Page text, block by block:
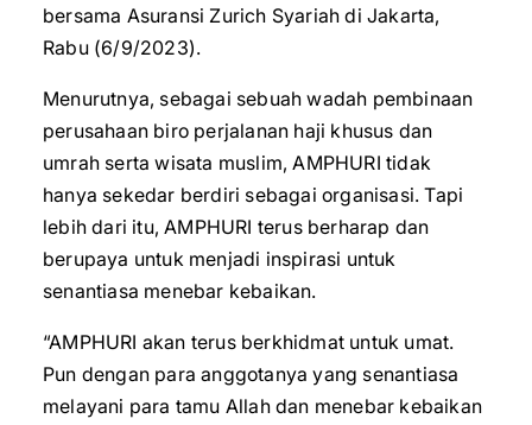
bersama Asuransi Zurich Syariah di Jakarta,
Rabu (6/9/2023).
Menurutnya, sebagai sebuah wadah pembinaan
perusahaan biro perjalanan haji khusus dan
umrah serta wisata muslim, AMPHURI tidak
hanya sekedar berdiri sebagai organisasi. Tapi
lebih dari itu, AMPHURI terus berharap dan
berupaya untuk menjadi inspirasi untuk
senantiasa menebar kebaikan.
“AMPHURI akan terus berkhidmat untuk umat.
Pun dengan para anggotanya yang senantiasa
melayani para tamu Allah dan menebar kebaikan